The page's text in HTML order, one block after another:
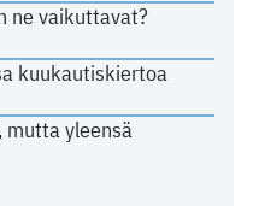
ne vaikuttavat?
kuukautiskiertoa
mutta yleensä